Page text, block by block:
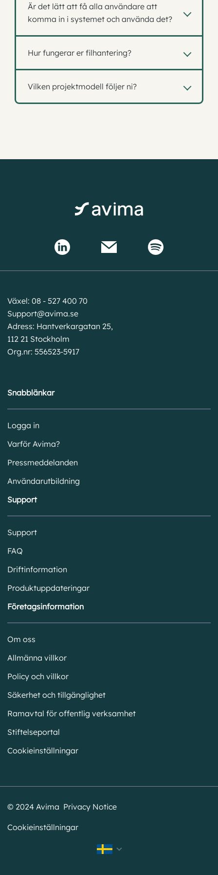
händelser och uppdateringar i projekt. En del
skickas automatiskt från systemet och andra, till
exempel bevakningar eller meddelanden, kan
Är det lätt att få alla användare att
komma in i systemet och använda det?
användarvänligt och eftersom till exempel
dokumenthanteringen liknar utforskaren på
använda.
Hur fungerar er filhantering?
klarar alla vanliga filformat för ritningar och
modeller. Vi har även integration med Office365
Vilken projektmodell följer ni?
Växel: 08 - 527 400 70
Support@avima.se
Adress: Hantverkargatan 25,
112 21 Stockholm
Org.nr: 556523-5917
Snabblänkar
Logga in
Varför Avima?
Pressmeddelanden
Användarutbildning
Support
Support
FAQ
Driftinformation
Produktuppdateringar
Företagsinformation
Om oss
Allmänna villkor
Policy och villkor
Säkerhet och tillgänglighet
Ramavtal för offentlig verksamhet
Stiftelseportal
Cookieinställningar
© 2024 Avima Privacy Notice
Cookieinställningar